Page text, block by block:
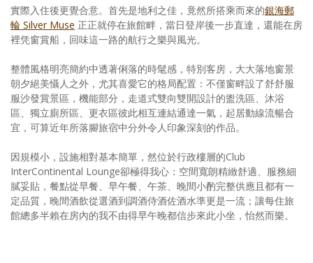
實際入住後更覺合意。首先是地利之佳，竟然所搭乘而來的銀海郵
輪 Silver Muse 正正就停在旅館畔，當日登岸後一步直達，還能在房
裡凭窗賞船，回味這一路的航行之樂與風光。
整體風格明亮簡約中透著俐落的時髦感，特別客房，大大落地窗景
朝夕絕美懾人之外，尤其喜愛它的格局配置：不僅窗畔設了舒舒服
服沙發賞景區，機能部分，走道式雙向雙開設計的盥洗區、沐浴
區、獨立廁所區、更衣區彼此相互連結通達一氣，起居動線流暢合
宜，可算近年所落腳旅宿中分外令人印象深刻的作品。
因規模小，設施相對基本簡單，然位於行政樓層的Club
InterContinental Lounge卻極得我心：空間寬朗精緻舒適、服務細
膩妥貼，餐點從早餐、早午餐、午茶、晚間小酌完整供應且都有一
定品質，晚間酒飲從選酒到調酒侍酒佐酒水準更是一流；讓每住旅
館總多半賴在房內的我不由得早午晚都信步來此小坐，怡然而樂。